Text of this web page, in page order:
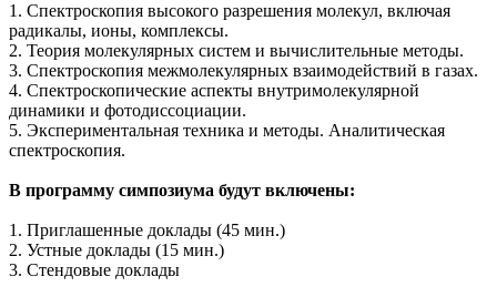
1. Спектроскопия высокого разрешения молекул, включая
радикалы, ионы, комплексы.
2. Теория молекулярных систем и вычислительные методы.
3. Спектроскопия межмолекулярных взаимодействий в газах.
4. Спектроскопические аспекты внутримолекулярной
динамики и фотодиссоциации.
5. Экспериментальная техника и методы. Аналитическая
спектроскопия.
В программу симпозиума будут включены:
1. Приглашенные доклады (45 мин.)
2. Устные доклады (15 мин.)
3. Стендовые доклады